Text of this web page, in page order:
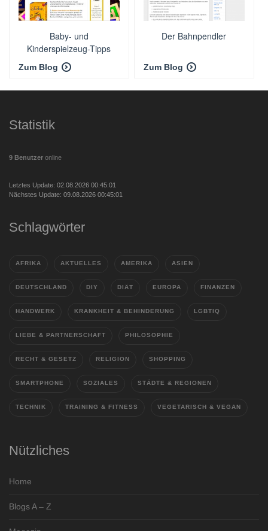
Baby- und
Kinderspielzeug-Tipps
Zum Blog
Der Bahnpendler
Zum Blog
Statistik
9 Benutzer online
Letztes Update: 02.08.2026 00:45:01
Nächstes Update: 09.08.2026 00:45:01
Schlagwörter
AFRIKA AKTUELLES AMERIKA ASIEN
DEUTSCHLAND DIY DIÄT EUROPA FINANZEN
HANDWERK KRANKHEIT & BEHINDERUNG LGBTIQ
LIEBE & PARTNERSCHAFT PHILOSOPHIE
RECHT & GESETZ RELIGION SHOPPING
SMARTPHONE SOZIALES STÄDTE & REGIONEN
TECHNIK TRAINING & FITNESS VEGETARISCH & VEGAN
Nützliches
Home
Blogs A – Z